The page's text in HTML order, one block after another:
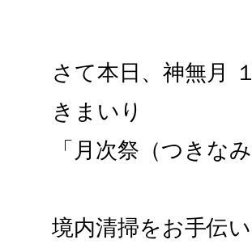
さて本日、神無月
きまいり
「月次祭（つきな
境内清掃をお手伝